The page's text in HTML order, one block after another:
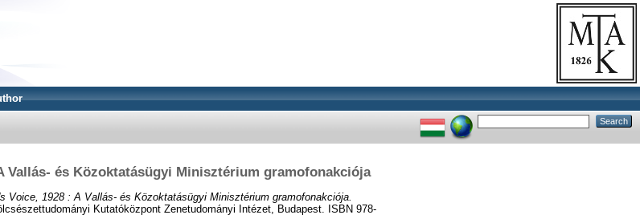
Vallás- és Közoktatásügyi Minisztérium gramofonakciója
Voice, 1928 : A Vallás- és Közoktatásügyi Minisztérium gramofonakciója.
Kutatóközpont Zenetudományi Intézet, Budapest. ISBN 978-